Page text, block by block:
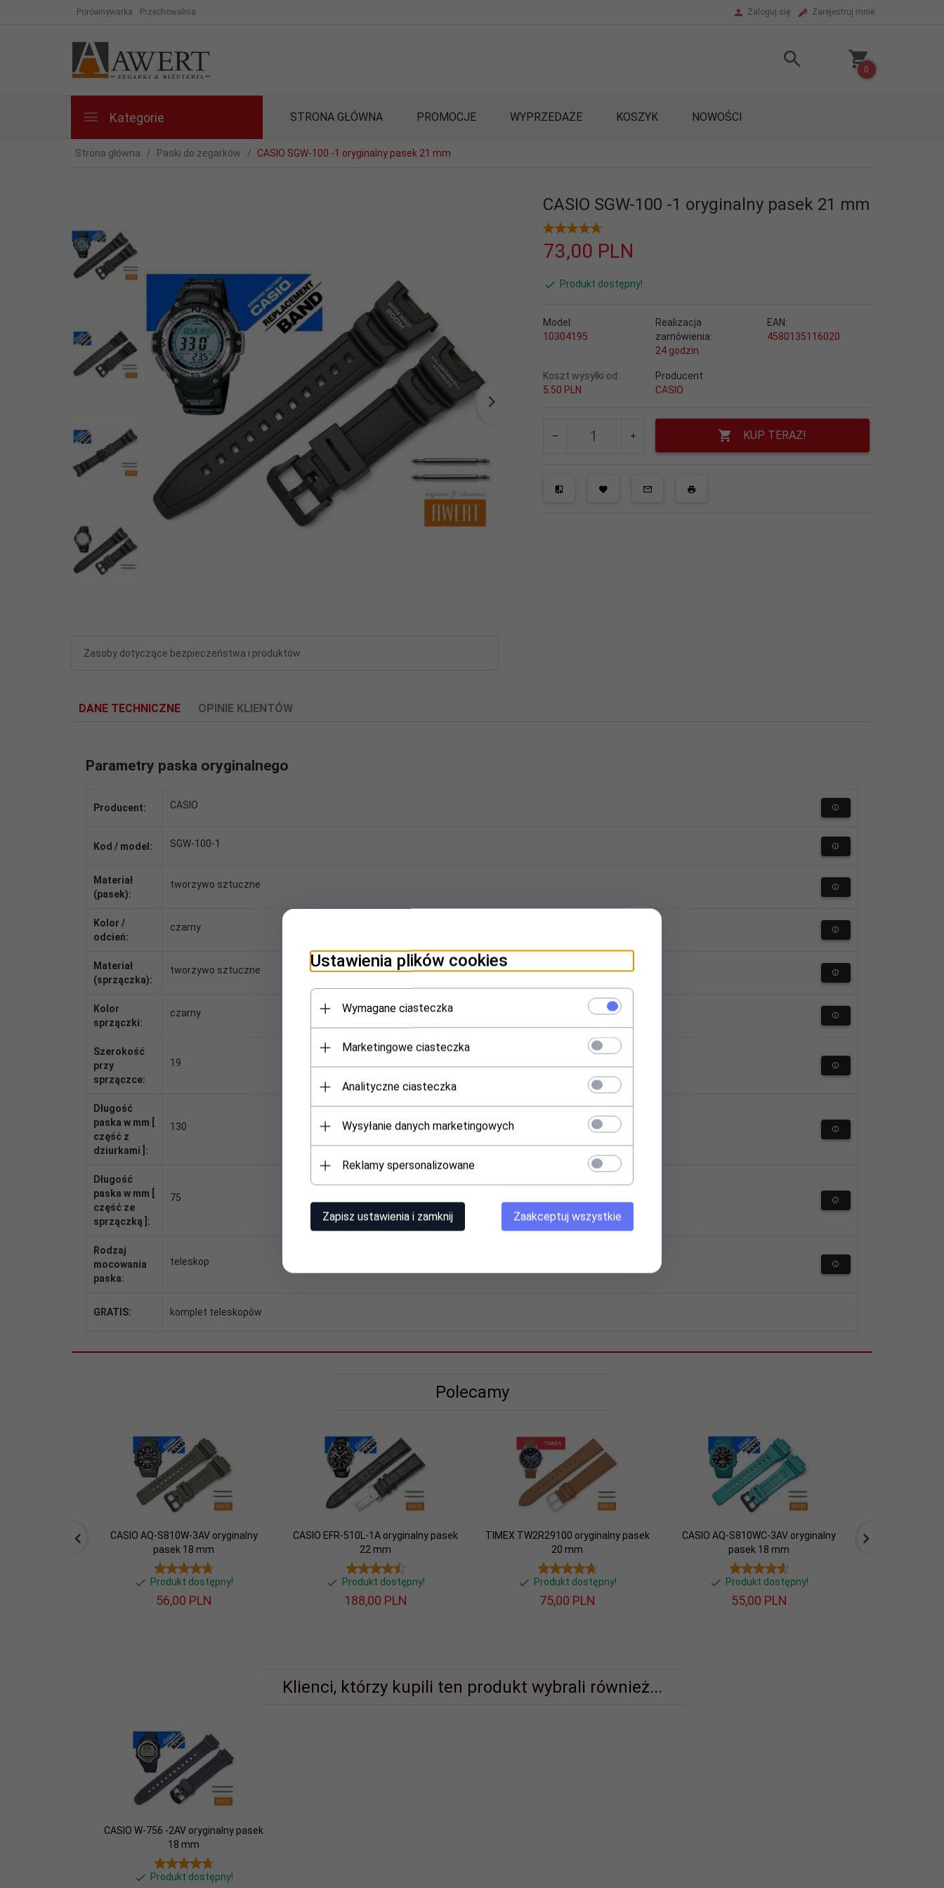
Porównywarka Przechowalnia Zaloguj się Zarejestruj mnie
0
Kategorie STRONA GŁÓWNA PROMOCJE WYPRZEDAŻE KOSZYK NOWOŚCI
Strona główna Paski do zegarków CASIO SGW-100 -1 oryginalny pasek 21 mm
Zasoby dotyczące bezpieczeństwa i produktów
CASIO SGW-100 -1 oryginalny pasek 21 mm
73,00 PLN
Produkt dostępny!
Model:
10304195
Realizacja
zamówienia:
24 godzin
EAN:
4580135116020
Koszt wysyłki od:
5.50 PLN
Producent:
CASIO
KUP TERAZ!
DANE TECHNICZNE OPINIE KLIENTÓW
Parametry paska oryginalnego
Producent: CASIO
Kod / model: SGW-100-1
Materiał
(pasek):
tworzywo sztuczne
Kolor /
odcień:
czarny
Materiał
(sprzączka):
tworzywo sztuczne
Kolor
sprzączki:
czarny
Szerokość
przy
sprzączce:
19
Długość
paska w mm [
część z
dziurkami ]:
130
Długość
paska w mm [
część ze
sprzączką ]:
75
Rodzaj
mocowania
paska:
teleskop
GRATIS: komplet teleskopów
Polecamy
CASIO AQ-S810W-3AV oryginalny
pasek 18 mm
Produkt dostępny!
56,00 PLN
CASIO EFR-510L-1A oryginalny pasek
22 mm
Produkt dostępny!
188,00 PLN
TIMEX TW2R29100 oryginalny pasek
20 mm
Produkt dostępny!
75,00 PLN
CASIO AQ-S810WC-3AV oryginalny
pasek 18 mm
Produkt dostępny!
55,00 PLN
Klienci, którzy kupili ten produkt wybrali również...
CASIO W-756 -2AV oryginalny pasek
18 mm
Produkt dostępny!
Ustawienia plików cookies
Wymagane ciasteczka
Marketingowe ciasteczka
Analityczne ciasteczka
Wysyłanie danych marketingowych
Reklamy spersonalizowane
Zapisz ustawienia i zamknij Zaakceptuj wszystkie